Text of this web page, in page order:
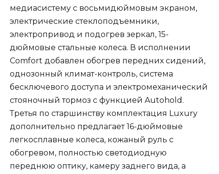
медиасистему с восьмидюймовым экраном,
электрические стеклоподъемники,
электропривод и подогрев зеркал, 15-
дюймовые стальные колеса. В исполнении
Comfort добавлен обогрев передних сидений,
однозонный климат-контроль, система
бесключевого доступа и электромеханический
стояночный тормоз с функцией Autohold.
Третья по старшинству комплектация Luxury
дополнительно предлагает 16-дюймовые
легкосплавные колеса, кожаный руль с
обогревом, полностью светодиодную
переднюю оптику, камеру заднего вида, а